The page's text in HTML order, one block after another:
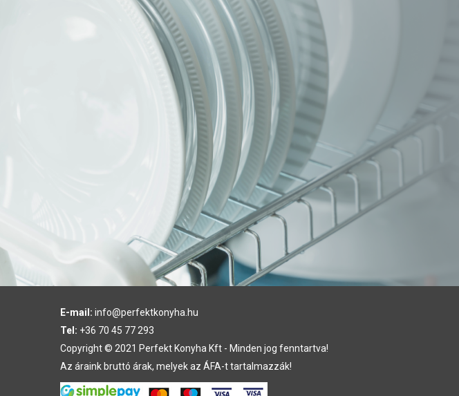
E-mail: info@perfektkonyha.hu
Tel: +36 70 45 77 293
Copyright © 2021 Perfekt Konyha Kft - Minden jog fenntartva!
Az áraink bruttó árak, melyek az ÁFA-t tartalmazzák!